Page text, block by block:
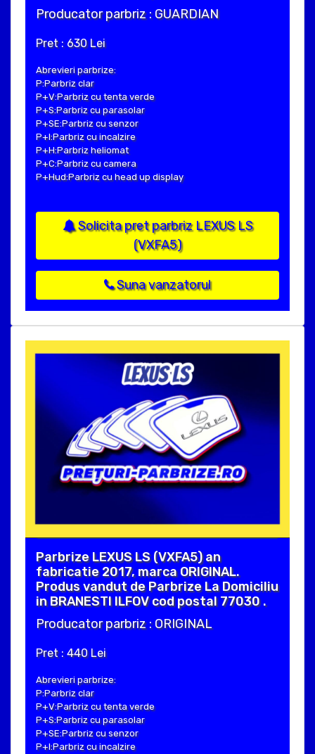
Producator parbriz : GUARDIAN
Pret : 630 Lei
Abrevieri parbrize:
P:Parbriz clar
P+V:Parbriz cu tenta verde
P+S:Parbriz cu parasolar
P+SE:Parbriz cu senzor
P+I:Parbriz cu incalzire
P+H:Parbriz heliomat
P+C:Parbriz cu camera
P+Hud:Parbriz cu head up display
Solicita pret parbriz LEXUS LS
(VXFA5)
Suna vanzatorul
Parbrize LEXUS LS (VXFA5) an
fabricatie 2017, marca ORIGINAL.
Produs vandut de Parbrize La Domiciliu
in BRANESTI ILFOV cod postal 77030 .
Producator parbriz : ORIGINAL
Pret : 440 Lei
Abrevieri parbrize:
P:Parbriz clar
P+V:Parbriz cu tenta verde
P+S:Parbriz cu parasolar
P+SE:Parbriz cu senzor
P+I:Parbriz cu incalzire